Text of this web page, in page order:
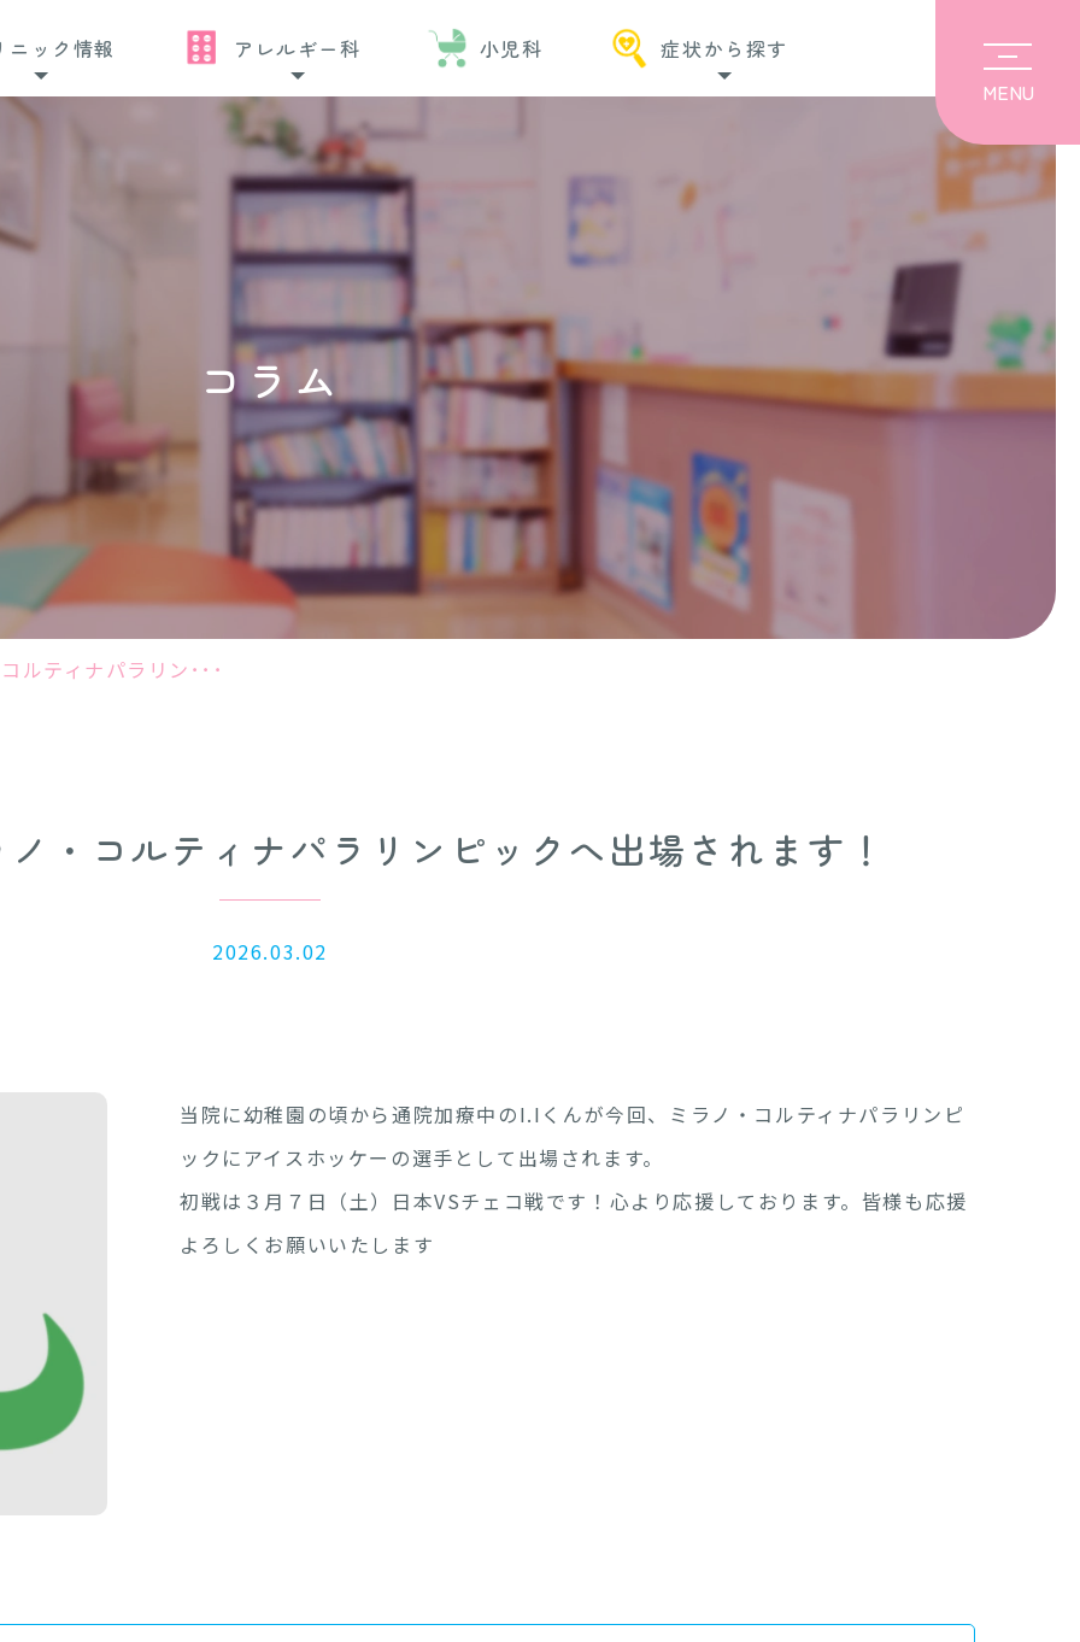
ニック情報 アレルギー科 小児科
症状から探す
MENU
コラム
ルティナパラリン･･･
・コルティナパラリンピックへ出場されます！
2026.03.02
当院に幼稚園の頃から通院加療中のI.Iくんが今回、ミラノ・コルティナパラリンピ
ックにアイスホッケーの選手として出場されます。
初戦は３月７日（土）日本VSチェコ戦です！心より応援しております。皆様も応援
よろしくお願いいたします